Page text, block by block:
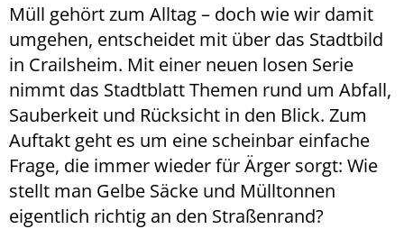
Müll gehört zum Alltag – doch wie wir damit
umgehen, entscheidet mit über das Stadtbild
in Crailsheim. Mit einer neuen losen Serie
nimmt das Stadtblatt Themen rund um Abfall,
Sauberkeit und Rücksicht in den Blick. Zum
Auftakt geht es um eine scheinbar einfache
Frage, die immer wieder für Ärger sorgt: Wie
stellt man Gelbe Säcke und Mülltonnen
eigentlich richtig an den Straßenrand?